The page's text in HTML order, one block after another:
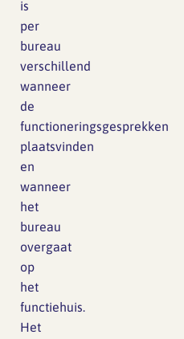
is
per
bureau
verschillend
wanneer
de
functioneringsgesprekken
plaatsvinden
en
wanneer
het
bureau
overgaat
op
het
functiehuis.
Het